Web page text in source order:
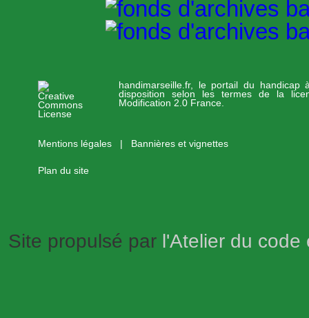
handimarseille.fr, le portail du handicap
disposition selon les termes de la
Modification 2.0 France.
Mentions légales Bannières et vignettes
Plan du site
Site propulsé par l'Atelier du